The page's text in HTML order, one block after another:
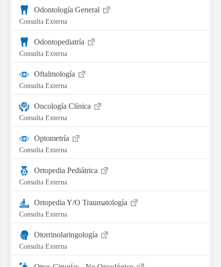
Odontología General
Consulta Externa
Odontopediatría
Consulta Externa
Oftalmología
Consulta Externa
Oncología Clínica
Consulta Externa
Optometría
Consulta Externa
Ortopedia Pediátrica
Consulta Externa
Ortopedia Y/O Traumatología
Consulta Externa
Otorrinolaringología
Consulta Externa